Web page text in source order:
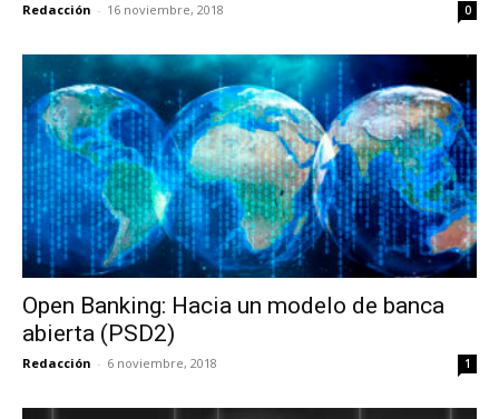
Redacción - 16 noviembre, 2018 0
Open Banking: Hacia un modelo de banca
abierta (PSD2)
Redacción - 6 noviembre, 2018 1